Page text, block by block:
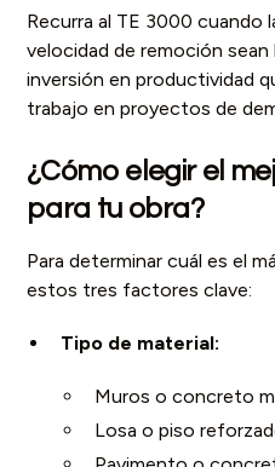
Recurra al TE 3000 cuando
velocidad de remoción sean
inversión en productividad
trabajo en proyectos de
¿Cómo elegir el
para tu obra?
Para determinar cuál es el
estos tres factores clave:
Tipo de material:
Muros o concreto
Losa o piso